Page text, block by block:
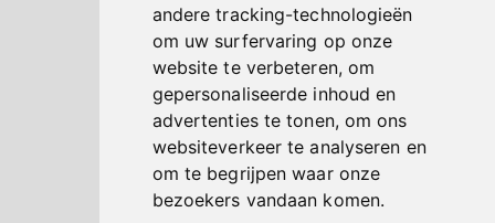
andere tracking-technologieën
om uw surfervaring op onze
website te verbeteren, om
gepersonaliseerde inhoud en
advertenties te tonen, om ons
websiteverkeer te analyseren en
om te begrijpen waar onze
bezoekers vandaan komen.